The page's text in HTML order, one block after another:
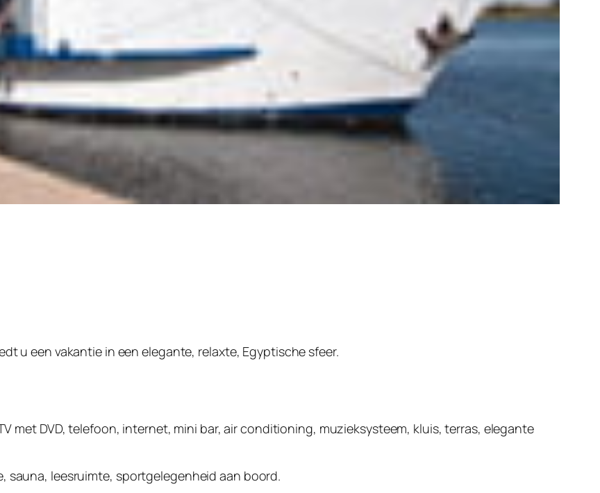
u een vakantie in een elegante, relaxte, Egyptische sfeer.
met DVD, telefoon, internet, mini bar, air conditioning, muzieksysteem, kluis, terras, elegante
sauna, leesruimte, sportgelegenheid aan boord.